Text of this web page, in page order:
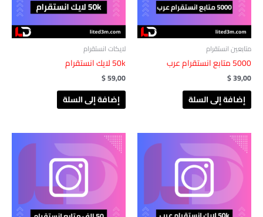
متابعين انستقرام
5000 متابع انستقرام عرب
$39,00
إضافة إلى السلة
لايكات انستقرام
50k لايك انستقرام
$59,00
إضافة إلى السلة